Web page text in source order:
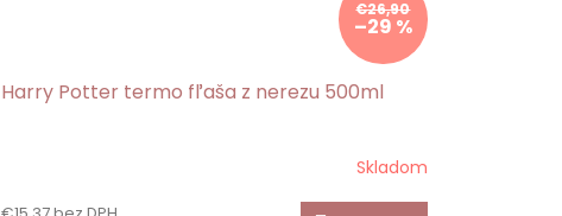
€26,90
–29 %
Harry Potter termo fľaša z nerezu 500ml
Skladom